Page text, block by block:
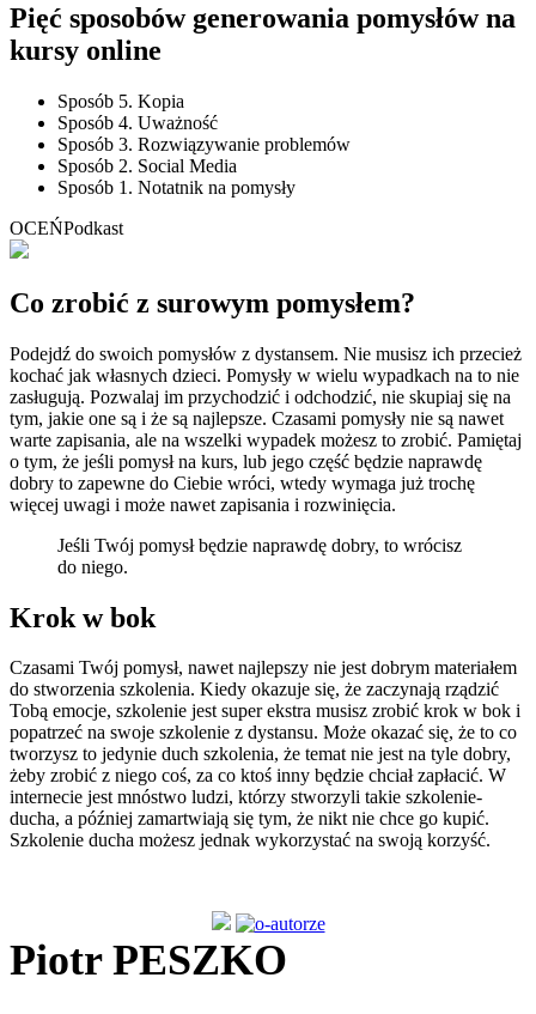
Pięć sposobów generowania pomysłów na
kursy online
Sposób 5. Kopia
Sposób 4. Uważność
Sposób 3. Rozwiązywanie problemów
Sposób 2. Social Media
Sposób 1. Notatnik na pomysły
OCEŃPodkast
Co zrobić z surowym pomysłem?
Podejdź do swoich pomysłów z dystansem. Nie musisz ich przecież
kochać jak własnych dzieci. Pomysły w wielu wypadkach na to nie
zasługują. Pozwalaj im przychodzić i odchodzić, nie skupiaj się na
tym, jakie one są i że są najlepsze. Czasami pomysły nie są nawet
warte zapisania, ale na wszelki wypadek możesz to zrobić. Pamiętaj
o tym, że jeśli pomysł na kurs, lub jego część będzie naprawdę
dobry to zapewne do Ciebie wróci, wtedy wymaga już trochę
więcej uwagi i może nawet zapisania i rozwinięcia.
Jeśli Twój pomysł będzie naprawdę dobry, to wrócisz
do niego.
Krok w bok
Czasami Twój pomysł, nawet najlepszy nie jest dobrym materiałem
do stworzenia szkolenia. Kiedy okazuje się, że zaczynają rządzić
Tobą emocje, szkolenie jest super ekstra musisz zrobić krok w bok i
popatrzeć na swoje szkolenie z dystansu. Może okazać się, że to co
tworzysz to jedynie duch szkolenia, że temat nie jest na tyle dobry,
żeby zrobić z niego coś, za co ktoś inny będzie chciał zapłacić. W
internecie jest mnóstwo ludzi, którzy stworzyli takie szkolenie-
ducha, a później zamartwiają się tym, że nikt nie chce go kupić.
Szkolenie ducha możesz jednak wykorzystać na swoją korzyść.
Piotr PESZKO